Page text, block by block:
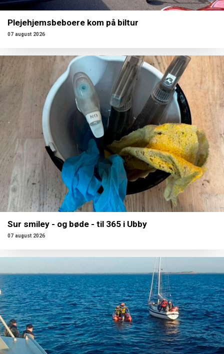
Plejehjemsbeboere kom på biltur
07 august 2026
Sur smiley - og bøde - til 365 i Ubby
07 august 2026